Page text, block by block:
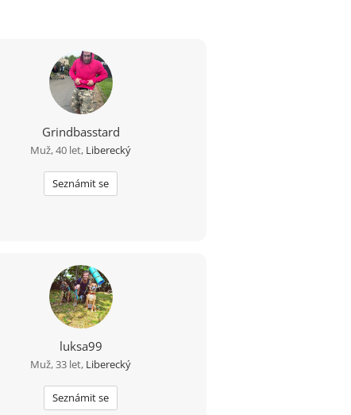
Grindbasstard
Muž, 40 let, Liberecký
Seznámit se
luksa99
Muž, 33 let, Liberecký
Seznámit se